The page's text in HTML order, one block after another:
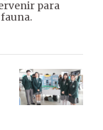
para